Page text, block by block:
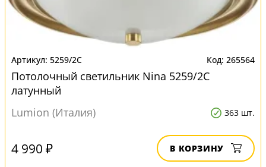
5259/2C 265564
Потолочный светильник Nina 5259/2C
латунный
Lumion (Италия)
363 шт.
4 990 ₽ В КОРЗИНУ